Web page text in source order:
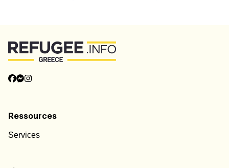
Ressources
Services